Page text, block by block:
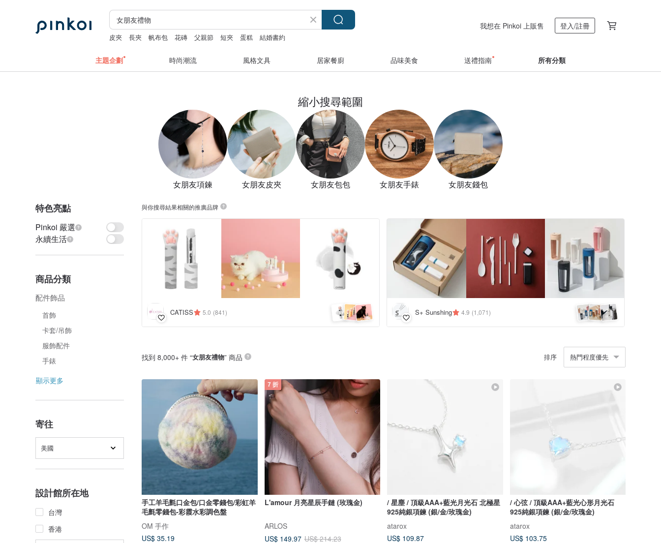
皮夾 長夾 帆布包 花磚 父親節 短夾 蛋糕 結婚書約
我想在 Pinkoi 上販售 登入/註冊
主題企劃 時尚潮流 風格文具 居家餐廚 品味美食 送禮指南 所有分類
縮小搜尋範圍
女朋友項鍊 女朋友皮夾 女朋友包包 女朋友手錶 女朋友錢包
特色亮點
Pinkoi 嚴選
永續生活
商品分類
配件飾品
首飾
卡套/吊飾
服飾配件
手錶
顯示更多
寄往
美國
設計館所在地
台灣
香港
與你搜尋結果相關的推廣品牌
CATISS 5.0 (841) S+ Sunshing 4.9 (1,071)
找到 8,000+ 件 “女朋友禮物” 商品 排序 熱門程度優先
手工羊毛氈口金包/口金零錢包/彩虹羊
毛氈零錢包-彩霞水彩調色盤
OM 手作
US$ 35.19
7 折
L'amour 月亮星辰手鏈 (玫瑰金)
ARLOS
US$ 149.97 US$ 214.23
/ 星塵 / 頂級AAA+藍光月光石 北極星
925純銀項鍊 (銀/金/玫瑰金)
atarox
US$ 109.87
/ 心弦 / 頂級AAA+藍光心形月光石
925純銀項鍊 (銀/金/玫瑰金)
atarox
US$ 103.75